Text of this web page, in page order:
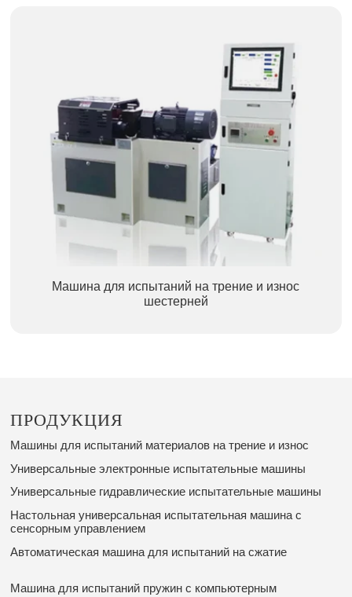
Машина для испытаний на трение и износ
шестерней
ПРОДУКЦИЯ
Машины для испытаний материалов на трение и износ
Универсальные электронные испытательные машины
Универсальные гидравлические испытательные машины
Настольная универсальная испытательная машина с
сенсорным управлением
Автоматическая машина для испытаний на сжатие
Машина для испытаний пружин с компьютерным